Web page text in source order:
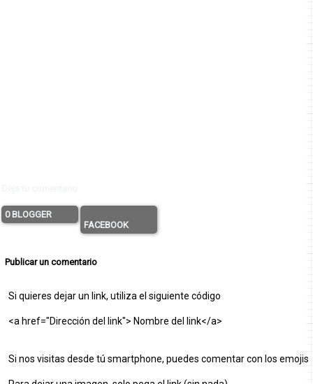
0 BLOGGER
FACEBOOK
Publicar un comentario
Si quieres dejar un link, utiliza el siguiente código
<a href="Dirección del link"> Nombre del link</a>
Si nos visitas desde tú smartphone, puedes comentar con los emojis